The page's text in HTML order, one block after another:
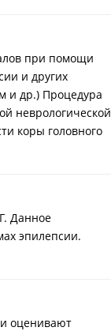
при помощи
и других
и др.) Процедура
неврологической
коры головного
Данное
эпилепсии.
оценивают